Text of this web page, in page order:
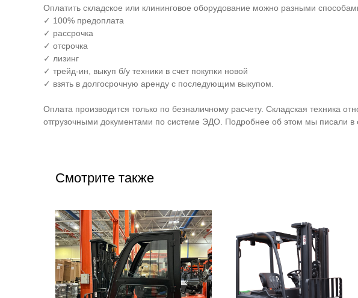
Оплатить складское или клининговое оборудование можно разными
✓ 100% предоплата
✓ рассрочка
✓ отсрочка
✓ лизинг
✓ трейд-ин, выкуп б/у техники в счет покупки новой
✓ взять в долгосрочную аренду с последующим выкупом.
Оплата производится только по безналичному расчету. Складская техника
отгрузочными документами по системе ЭДО. Подробнее об этом мы писали в
Смотрите также